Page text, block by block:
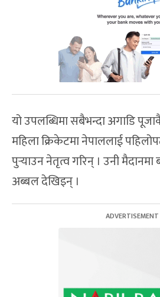
यो उपलब्धिमा सबैभन्दा अगाडि
महिला क्रिकेटमा नेपाललाई
पुर्‍याउन नेतृत्व गरिन् । उनी
अब्बल देखिइन् ।